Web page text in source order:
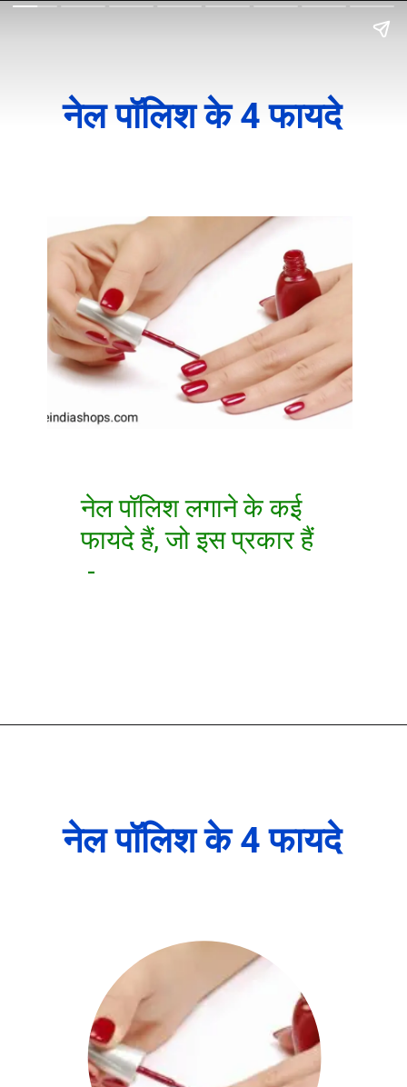
नेल पॉलिश लगाने के कई
फायदे हैं, जो इस प्रकार हैं
-
नेल पॉलिश के 4 फायदे
नेल पॉलिश के 4 फायदे